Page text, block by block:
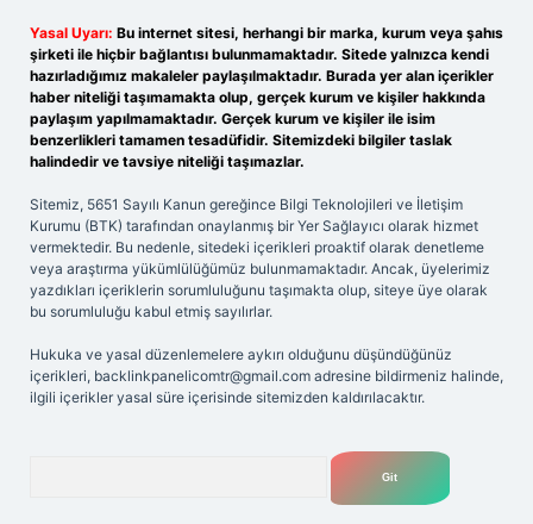
Yasal Uyarı: Bu internet sitesi, herhangi bir marka, kurum veya şahıs
şirketi ile hiçbir bağlantısı bulunmamaktadır. Sitede yalnızca kendi
hazırladığımız makaleler paylaşılmaktadır. Burada yer alan içerikler
haber niteliği taşımamakta olup, gerçek kurum ve kişiler hakkında
paylaşım yapılmamaktadır. Gerçek kurum ve kişiler ile isim
benzerlikleri tamamen tesadüfidir. Sitemizdeki bilgiler taslak
halindedir ve tavsiye niteliği taşımazlar.
Sitemiz, 5651 Sayılı Kanun gereğince Bilgi Teknolojileri ve İletişim
Kurumu (BTK) tarafından onaylanmış bir Yer Sağlayıcı olarak hizmet
vermektedir. Bu nedenle, sitedeki içerikleri proaktif olarak denetleme
veya araştırma yükümlülüğümüz bulunmamaktadır. Ancak, üyelerimiz
yazdıkları içeriklerin sorumluluğunu taşımakta olup, siteye üye olarak
bu sorumluluğu kabul etmiş sayılırlar.
Hukuka ve yasal düzenlemelere aykırı olduğunu düşündüğünüz
içerikleri, backlinkpanelicomtr@gmail.com adresine bildirmeniz halinde,
ilgili içerikler yasal süre içerisinde sitemizden kaldırılacaktır.